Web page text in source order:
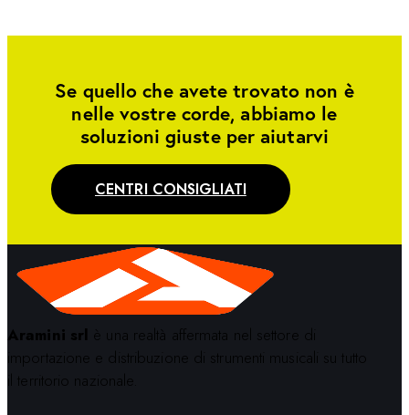
Se quello che avete trovato non è
nelle vostre corde, abbiamo le
soluzioni giuste per aiutarvi
CENTRI CONSIGLIATI
Aramini srl è una realtà affermata nel settore di
importazione e distribuzione di strumenti musicali su tutto
il territorio nazionale.